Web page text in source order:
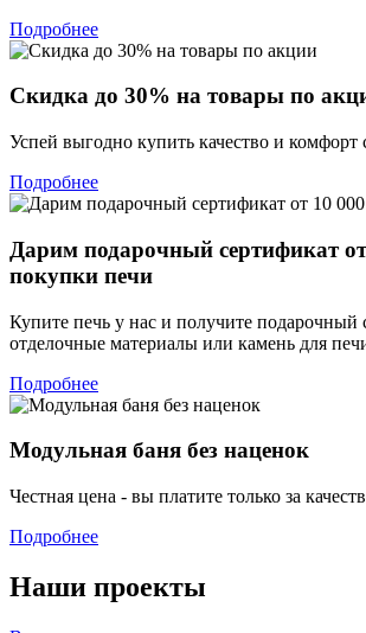
Подробнее
Скидка до 30% на товары по
Успей выгодно купить качество и комфорт
Подробнее
Дарим подарочный сертификат
покупки печи
Купите печь у нас и получите подарочный
отделочные материалы или камень для
Подробнее
Модульная баня без наценок
Честная цена - вы платите только за
Подробнее
Наши проекты